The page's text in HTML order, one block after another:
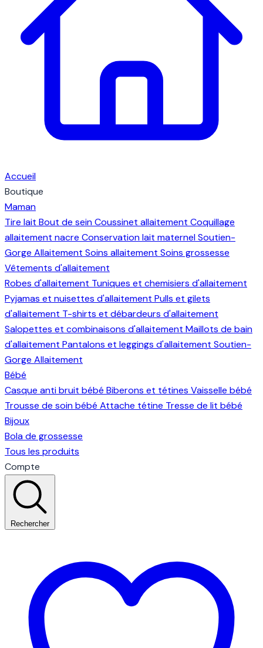
Accueil
Boutique
Maman
Tire lait Bout de seinCoussinet allaitement Coquillage
allaitement nacre Conservation lait maternelSoutien-
Gorge Allaitement Soins allaitement Soins grossesse
Vêtements d'allaitement
Robes d'allaitement Tuniques et chemisiers d'allaitement
Pyjamas et nuisettes d'allaitement Pulls et gilets
d'allaitement T-shirts et débardeurs d'allaitement
Salopettes et combinaisons d'allaitement Maillots de bain
d'allaitement Pantalons et leggings d'allaitement Soutien-
Gorge Allaitement
Bébé
Casque anti bruit bébé Biberons et tétines Vaisselle bébé
Trousse de soin bébé Attache tétine Tresse de lit bébé
Bijoux
Bola de grossesse
Tous les produits
Compte
Rechercher